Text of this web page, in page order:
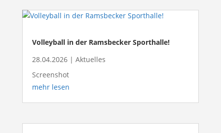
Volleyball in der Ramsbecker Sporthalle!
28.04.2026| Aktuelles
Screenshot
mehr lesen